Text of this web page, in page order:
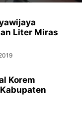
Liter Miras
Korem